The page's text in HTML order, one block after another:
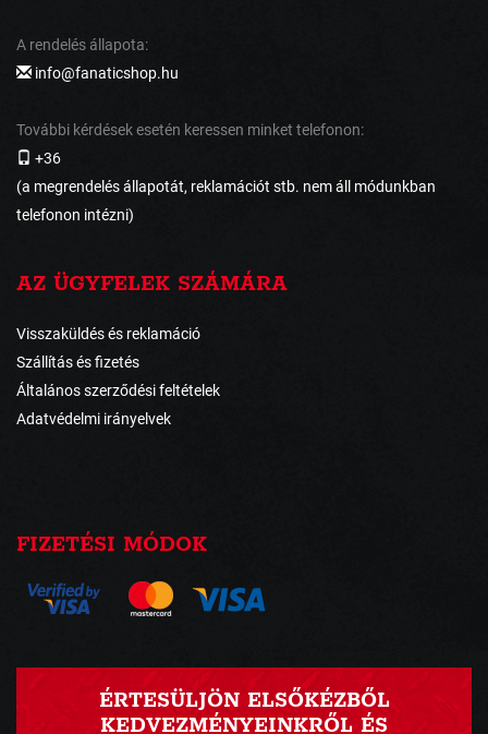
A rendelés állapota:
info@fanaticshop.hu
További kérdések esetén keressen minket telefonon:
+36
(a megrendelés állapotát, reklamációt stb. nem áll módunkban
telefonon intézni)
AZ ÜGYFELEK SZÁMÁRA
Visszaküldés és reklamáció
Szállítás és fizetés
Általános szerződési feltételek
Adatvédelmi irányelvek
FIZETÉSI MÓDOK
ÉRTESÜLJÖN ELSŐKÉZBŐL
KEDVEZMÉNYEINKRŐL ÉS